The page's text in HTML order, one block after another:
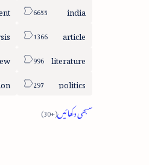
india
article
literature
politics